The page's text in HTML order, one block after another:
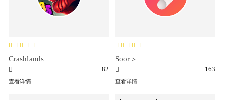
Crashlands
82
查看详情
Soor ▹
163
查看详情